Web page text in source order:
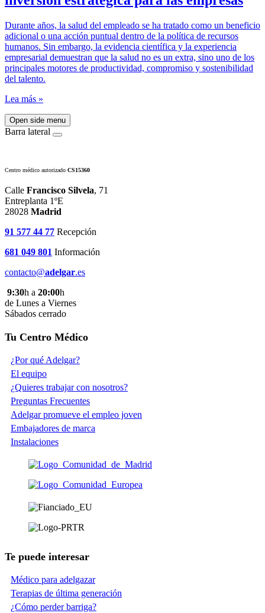
Durante años, la salud del empleado se ha tratado como un beneficio
adicional o una acción puntual dentro de la política de recursos
humanos. Sin embargo, la evidencia científica y la experiencia
empresarial demuestran que la salud no es un extra, sino uno de los
principales motores de productividad, compromiso y sostenibilidad
del talento.
Lea más »
Open side menu
Barra lateral
Centro médico autorizado CS15360
Calle Francisco Silvela, 71
Entreplanta 1ºE
28028 Madrid
91 577 44 77 Recepción
681 049 801 Información
contacto@adelgar.es
9:30h a 20:00h
de Lunes a Viernes
Sábados cerrado
Tu Centro Médico
¿Por qué Adelgar?
El equipo
¿Quieres trabajar con nosotros?
Preguntas Frecuentes
Adelgar promueve el empleo joven
Embajadores de marca
Instalaciones
Te puede interesar
Médico para adelgazar
Terapias de última generación
¿Cómo perder barriga?